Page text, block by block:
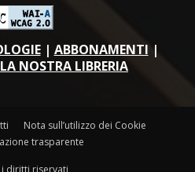
| ABBONAMENTI |
LA NOSTRA LIBRERIA
Nota sull’utilizzo dei Cookie
trasparente